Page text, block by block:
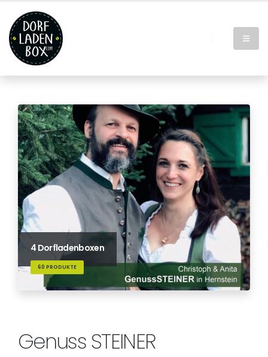
4 Dorfladenboxen
60 PRODUKTE
Genuss STEINER